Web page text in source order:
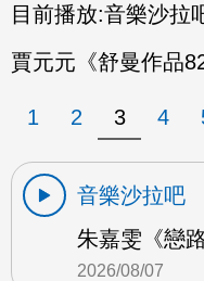
目前播放:音樂沙拉
賈元元《舒曼作品
1 2 3 4
音樂沙拉吧
朱嘉雯《戀
2026/08/07